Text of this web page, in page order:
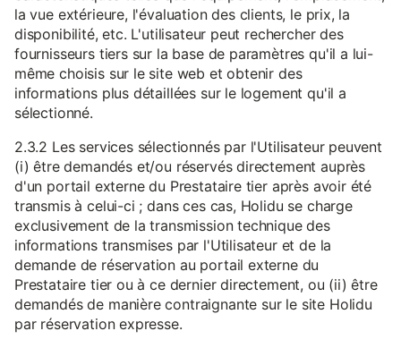
la vue extérieure, l'évaluation des clients, le prix, la
disponibilité, etc. L'utilisateur peut rechercher des
fournisseurs tiers sur la base de paramètres qu'il a lui-
même choisis sur le site web et obtenir des
informations plus détaillées sur le logement qu'il a
sélectionné.
2.3.2 Les services sélectionnés par l'Utilisateur peuvent
(i) être demandés et/ou réservés directement auprès
d'un portail externe du Prestataire tier après avoir été
transmis à celui-ci ; dans ces cas, Holidu se charge
exclusivement de la transmission technique des
informations transmises par l'Utilisateur et de la
demande de réservation au portail externe du
Prestataire tier ou à ce dernier directement, ou (ii) être
demandés de manière contraignante sur le site Holidu
par réservation expresse.